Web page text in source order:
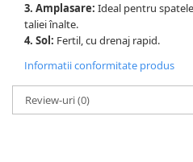
3. Amplasare: Ideal pentru
taliei înalte.
4. Sol: Fertil, cu drenaj rapid.
Informatii conformitate produs
Review-uri(0)